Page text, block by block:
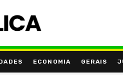
ECONOMIA GERAIS